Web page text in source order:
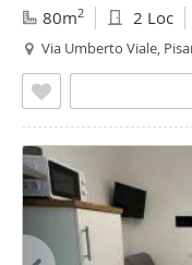
80m2 2 Loc
Via Umberto Viale,